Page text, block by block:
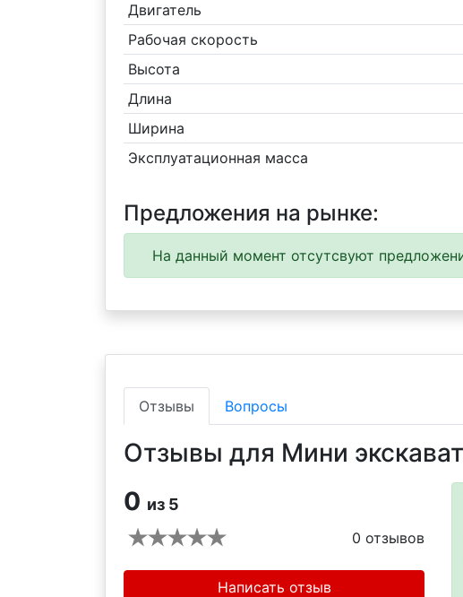
Двигатель
Рабочая скорость
Высота
Длина
Ширина
Эксплуатационная масса
Предложения на рынке:
На данный момент отсутсвуют
Отзывы Вопросы
Отзывы для Мини
0 из 5
0 отзывов
Написать отзыв